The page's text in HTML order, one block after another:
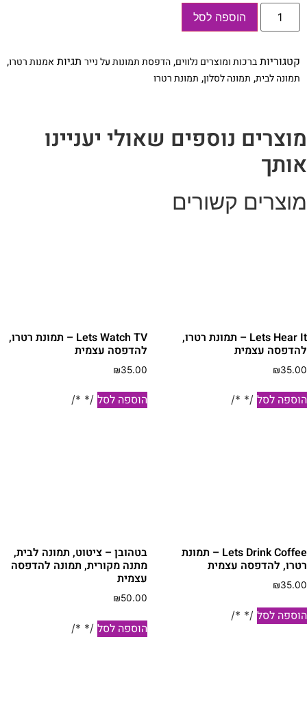
כמות
תמונת
Bicycle,
אופניים,
סדרת
לבית,
הדפס
איכותי
על
רעיון
למתנה
הוספה לסל
קטגוריותברכות ומוצרים נלווים,הדפסת תמונות על ניירתגיותאמנות רטרו,
תמונה לבית,תמונה לסלון,תמונת רטרו
נוספים שאולי יעניינו
קשורים
Lets Hear It – תמונת רטרו,
עצמית
₪
לסל /* */
Lets Watch TV – תמונת רטרו,
להדפסה עצמית
₪35.00
הוספה לסל /* */
Lets Drink Coffee – תמונת
להדפסה עצמית
₪
לסל /* */
בטהובן – ציטוט, תמונה לבית,
מתנה מקורית, תמונה להדפסה
עצמית
₪50.00
הוספה לסל /* */